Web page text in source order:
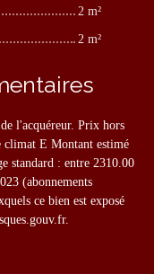
2 m²
2 m²
l'acquéreur. Prix hors
climat E Montant estimé
standard : entre 2310.00
(abonnements
ce bien est exposé